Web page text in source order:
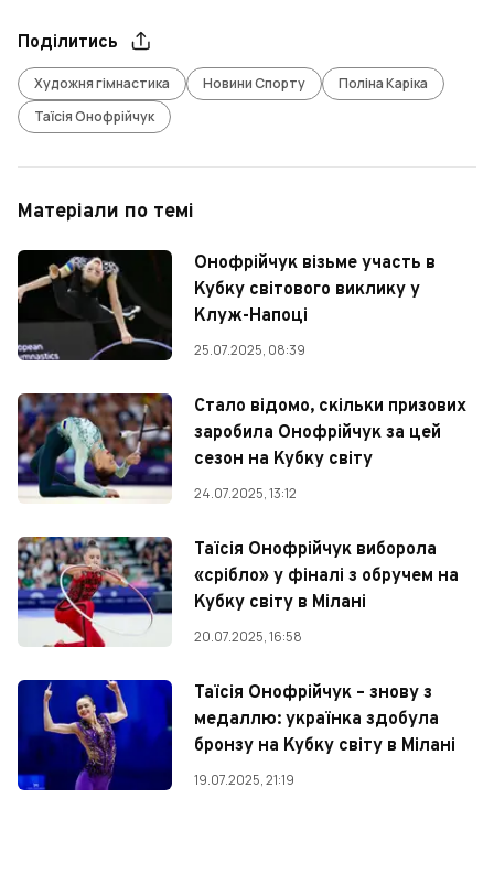
Поділитись
Художня гімнастика Новини Спорту
Поліна Каріка
Таїсія Онофрійчук
Матеріали по темі
Онофрійчук візьме участь в
Кубку світового виклику у
Клуж-Напоці
25.07.2025, 08:39
Стало відомо, скільки призових
заробила Онофрійчук за цей
сезон на Кубку світу
24.07.2025, 13:12
Таїсія Онофрійчук виборола
«срібло» у фіналі з обручем на
Кубку світу в Мілані
20.07.2025, 16:58
Таїсія Онофрійчук – знову з
медаллю: українка здобула
бронзу на Кубку світу в Мілані
19.07.2025, 21:19